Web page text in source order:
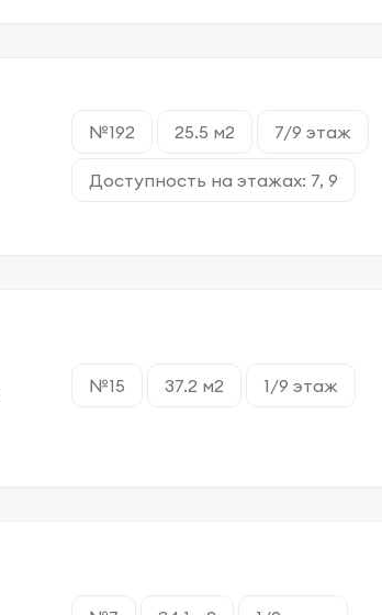
№192 25.5 м2 7/9 этаж
Доступность на этажах: 7, 9
№15 37.2 м2 1/9 этаж